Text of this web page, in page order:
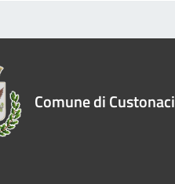
Comune di Custonaci